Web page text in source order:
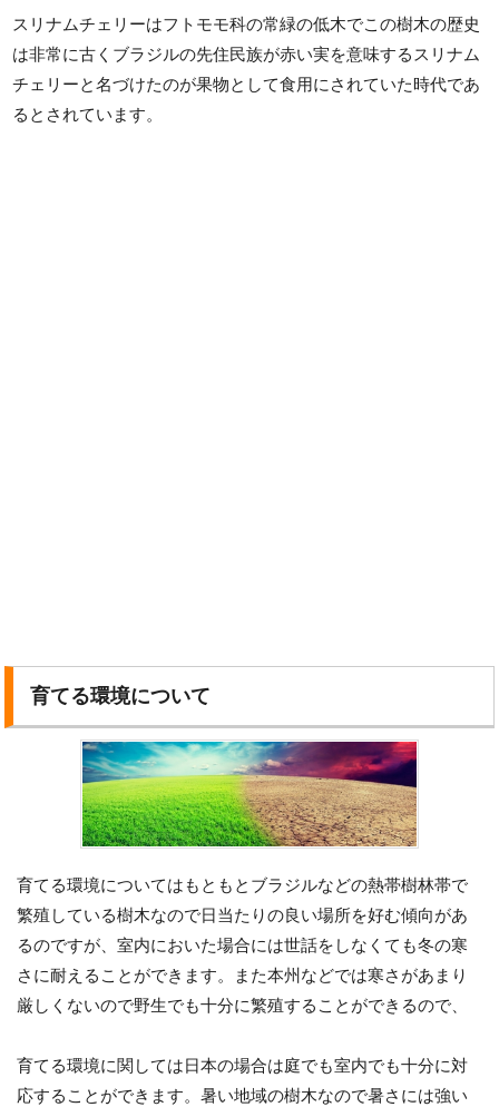
スリナムチェリーはフトモモ科の常緑の低木でこの樹木の歴史
は非常に古くブラジルの先住民族が赤い実を意味するスリナム
チェリーと名づけたのが果物として食用にされていた時代であ
るとされています。
育てる環境について
育てる環境についてはもともとブラジルなどの熱帯樹林帯で
繁殖している樹木なので日当たりの良い場所を好む傾向があ
るのですが、室内においた場合には世話をしなくても冬の寒
さに耐えることができます。また本州などでは寒さがあまり
厳しくないので野生でも十分に繁殖することができるので、
育てる環境に関しては日本の場合は庭でも室内でも十分に対
応することができます。暑い地域の樹木なので暑さには強い